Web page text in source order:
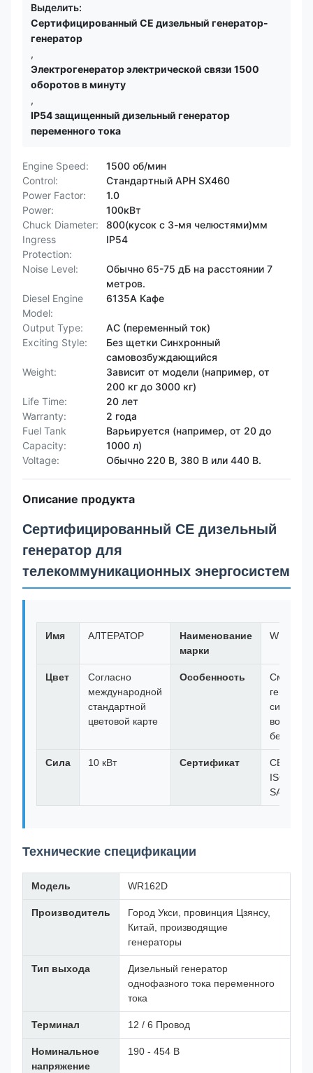
Выделить:
Сертифицированный CE дизельный генератор-
генератор
,
Электрогенератор электрической связи 1500
оборотов в минуту
,
IP54 защищенный дизельный генератор
переменного тока
Engine Speed:
1500 об/мин
Control:
Стандартный АРН SX460
Power Factor:
1.0
Power:
100кВт
Chuck Diameter:
800(кусок с 3-мя челюстями)мм
Ingress
Protection:
IP54
Noise Level:
Обычно 65-75 дБ на расстоянии 7
метров.
Diesel Engine
Model:
6135А Кафе
Output Type:
AC (переменный ток)
Exciting Style:
Без щетки Синхронный
самовозбуждающийся
Weight:
Зависит от модели (например, от
200 кг до 3000 кг)
Life Time:
20 лет
Warranty:
2 года
Fuel Tank
Capacity:
Варьируется (например, от 20 до
1000 л)
Voltage:
Обычно 220 В, 380 В или 440 В.
Описание продукта
Сертифицированный CE дизельный
генератор для
телекоммуникационных энергосистем
Имя АЛТЕРАТОР
Наименование
марки
WERNA
Цвет
Согласно
международной
стандартной
цветовой карте
Особенность
Сменный
без
Сила 10 кВт Сертификат
CE,
ISO9001,
SASO
Технические спецификации
Модель WR162D
Производитель
Город Укси, провинция Цзянсу,
Китай, производящие
генераторы
Тип выхода
Дизельный генератор
однофазного тока переменного
тока
Терминал 12 / 6 Провод
Номинальное
напряжение
190 - 454 В